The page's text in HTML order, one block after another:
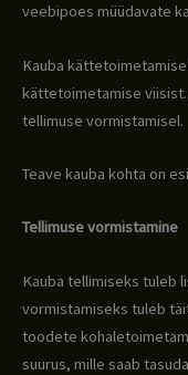
veebipoes müüdavate
Kauba
kättetoimetamise
tellimuse vormistamisel.
Teave kauba kohta on
Tellimuse vormistamine
Kauba tellimiseks tuleb
vormistamiseks tuleb
toodete
suurus, mille saab